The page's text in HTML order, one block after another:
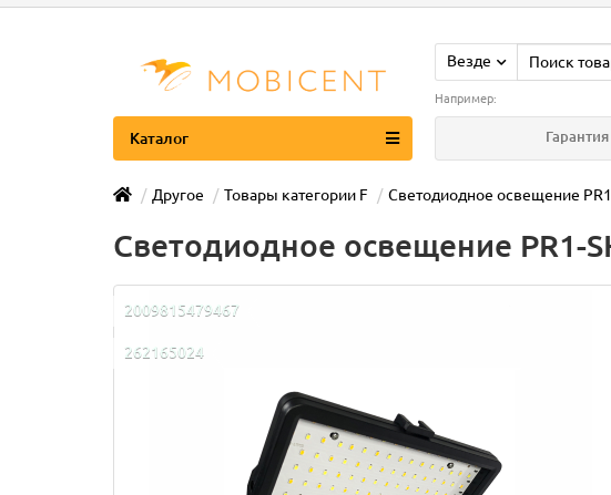
Везде
Например:
Каталог
Другое Товары категории F Светодиодное освещение
Светодиодное освещение PR1-
2009815479467
262165024